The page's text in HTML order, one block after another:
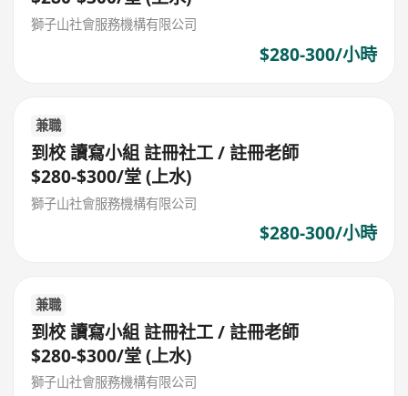
獅子山社會服務機構有限公司
$280-300/小時
兼職
到校 讀寫小組 註冊社工 / 註冊老師
$280-$300/堂 (上水)
獅子山社會服務機構有限公司
$280-300/小時
兼職
到校 讀寫小組 註冊社工 / 註冊老師
$280-$300/堂 (上水)
獅子山社會服務機構有限公司